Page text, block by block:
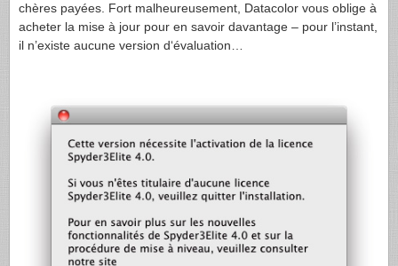
chères payées. Fort malheureusement, Datacolor vous oblige à
acheter la mise à jour pour en savoir davantage – pour l’instant,
il n’existe aucune version d‘évaluation…